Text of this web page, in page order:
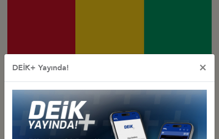
Türkiye - Gine
İş Konseyi
DEİK+ Yayında! ×